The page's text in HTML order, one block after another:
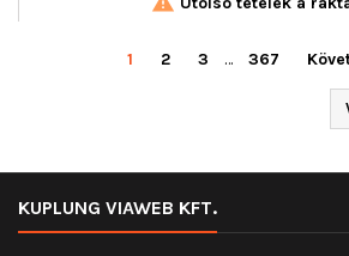
1 2 3 … 367
KUPLUNG VIAWEB KFT.